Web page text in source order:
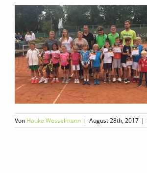
Von Hauke Wesselmann | August 28th, 2017 |